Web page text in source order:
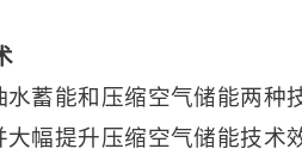
蓄能和压缩空气储能两种
幅提升压缩空气储能技术